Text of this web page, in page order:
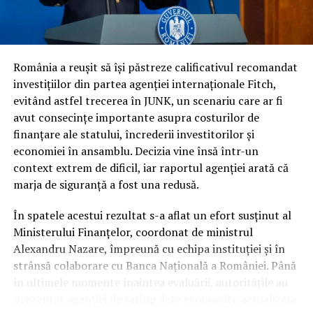
economic dificil: presiunile inflaționiste care au afectat
puterea de cumpărare, deciziile de înghețare a salariilor
și pensiilor și riscul persistent de a fi încadrați la
categoria de risc major (junk).
În ciuda acestor vulnerabilități și a presiunii uriașe pe
finanțele publice, autoritățile române au reușit să evite
scenariul negativ. Întrebarea esențială este cum a fost
posibil acest lucru, în condițiile în care datele
economice brute erau deja cunoscute de piețe.
Răspunsul nu a stat în prezentarea unor indicatori noi,
ci în garanțiile de conduită fiscală. În timp ce
autoritatea altor actori politici s-a erodat considerabil
pe parcursul mandatului, Nicușor Dan a rămas
interlocutorul strategic în care partenerii externi au
avut încredere totală.
România a reușit să își păstreze calificativul recomandat
investițiilor din partea agenției internaționale Fitch,
evitând astfel trecerea în JUNK, un scenariu care ar fi
avut consecințe importante asupra costurilor de
finanțare ale statului, încrederii investitorilor și
economiei în ansamblu. Decizia vine însă într-un
context extrem de dificil, iar raportul agenției arată că
marja de siguranță a fost una redusă.
În spatele acestui rezultat s-a aflat un efort susținut al
Ministerului Finanțelor, coordonat de ministrul
Alexandru Nazare, împreună cu echipa instituției și în
strânsă colaborare cu Banca Națională a României. Până
în ultimele momente înaintea evaluării, autoritățile au